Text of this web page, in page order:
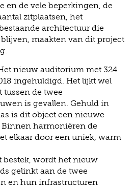
en de vele beperkingen, de
zitplaatsen, het
architectuur die
maakten van dit project
nieuw auditorium met 324
ingehuldigd. Het lijkt wel
tussen de twee
is gevallen. Gehuld in
is dit object een nieuwe
harmoniëren de
elkaar door een uniek, warm
bestek, wordt het nieuw
gelinkt aan de twee
en hun infrastructuren